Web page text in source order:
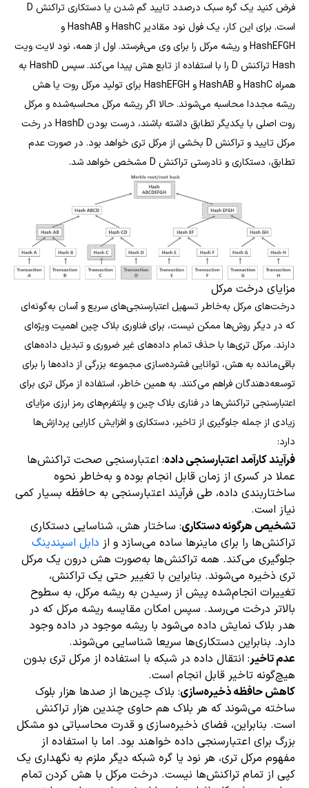
فرض کنید یک گره سبک درصدد تایید گم شدن یا دستکاری تراکنش D
است. برای این کار، یک فول نود مقادیر HashC و HashAB و
HashEFGH و ریشه مرکل را برای وی می‌فرستد. اول از همه، نود لایت ویت
Hash تراکنش D را با استفاده از تابع هش پیدا می‌کند. سپس HashD به
همراه HashC و HashAB و HashEFGH برای تولید مرکل روت یا هش
ریشه مجددا محاسبه می‌شوند. حالا اگر ریشه مرکل محاسبه‌شده و مرکل
روت اصلی با یکدیگر تطابق داشته باشند، درست بودن HashD در رخت
مرکل تایید و تراکنش D بخشی از مرکل تری خواهد بود. در صورت عدم
تطابق، دستکاری و نادرستی تراکنش D مشخص خواهد شد.
مزایای درخت مرکل
درخت‌های مرکل به‌خاطر تسهیل اعتبارسنجی‌های سریع و آسان به‌گونه‌ای
که در دیگر روش‌ها ممکن نیست، برای فناوری بلاک چین اهمیت ویژه‌ای
دارند. مرکل تری‌ها با حذف تمام داده‌های غیر ضروری و تبدیل داده‌های
باقی‌مانده به هش، توانایی فشرده‌سازی مجموعه بزرگی از داده‌ها را برای
توسعه‌دهندگان فراهم می‌کنند. به همین خاطر، استفاده از مرکل تری برای
اعتبارسنجی تراکنش‌ها در فناری بلاک چین و پلتفرم‌های رمز ارزی مزایای
زیادی از جمله جلوگیری از تاخیر، دستکاری و افزایش کارایی پردازش‌ها
دارد:
فرآیند کارآمد اعتبارسنجی داده: اعتبارسنجی صحت تراکنش‌ها
عملا در کسری از زمان قابل انجام بوده و به‌خاطر نحوه
ساختاربندی داده، طی فرآیند اعتبارسنجی به حافظه بسیار کمی
نیاز است.
تشخیص هرگونه دستکاری: ساختار هش، شناسایی دستکاری
تراکنش‌ها را برای ماینرها ساده می‌سازد و از دابل اسپندینگ
جلوگیری می‌کند. همه تراکنش‌ها به‌صورت هش درون یک مرکل
تری ذخیره می‌شوند. بنابراین با تغییر حتی یک تراکنش،
تغییرات انجام‌شده پیش از رسیدن به ریشه مرکل، به سطوح
بالاتر درخت می‌رسد. سپس امکان مقایسه ریشه مرکل که در
هدر بلاک نمایش داده می‌شود با ریشه موجود در داده وجود
دارد. بنابراین دستکاری‌ها سریعا شناسایی می‌شوند.
عدم تاخیر: انتقال داده در شبکه با استفاده از مرکل تری بدون
هیچ‌گونه تاخیر قابل انجام است.
کاهش حافظه ذخیره‌سازی: بلاک چین‌ها از صدها هزار بلوک
ساخته می‌شوند که هر بلاک هم حاوی چندین هزار تراکنش
است. بنابراین، فضای ذخیره‌سازی و قدرت محاسباتی دو مشکل
بزرگ برای اعتبارسنجی داده خواهند بود. اما با استفاده از
مفهوم مرکل تری، هر نود یا گره شبکه دیگر ملزم به نگهداری یک
کپی از تمام تراکنش‌ها نیست. درخت مرکل با هش کردن تمام